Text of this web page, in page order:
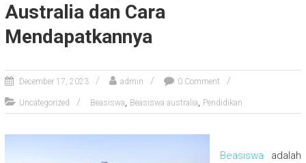
Australia dan Cara
Mendapatkannya
December 17, 2023 admin 0 Comment
Uncategorized Beasiswa, Beasiswa australia, Pendidikan
Beasiswa adalah